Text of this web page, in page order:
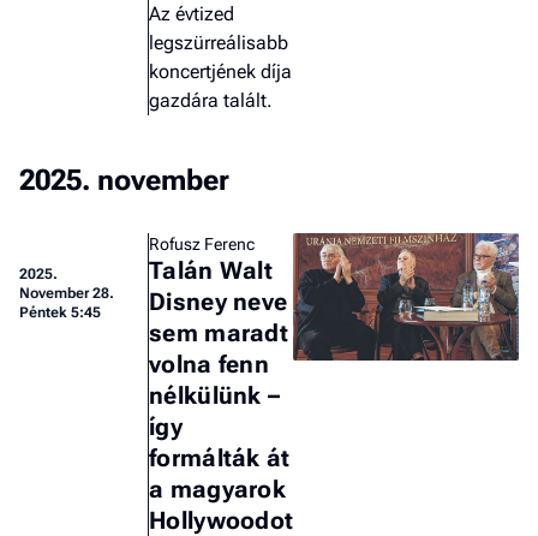
Az évtized
legszürreálisabb
koncertjének díja
gazdára talált.
2025. november
2025.
November 28.
Péntek 5:45
Rofusz Ferenc
Talán Walt
Disney neve
sem maradt
volna fenn
nélkülünk –
így
formálták át
a magyarok
Hollywoodot